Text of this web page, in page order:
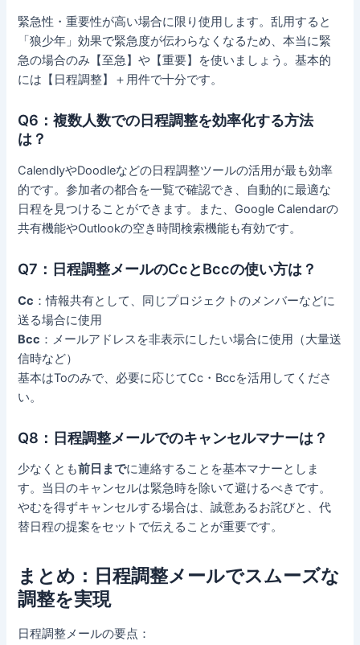
緊急性・重要性が高い場合に限り使用します。乱用すると
「狼少年」効果で緊急度が伝わらなくなるため、本当に緊
急の場合のみ【至急】や【重要】を使いましょう。基本的
には【日程調整】＋用件で十分です。
Q6：複数人数での日程調整を効率化する方法
は？
CalendlyやDoodleなどの日程調整ツールの活用が最も効率
的です。参加者の都合を一覧で確認でき、自動的に最適な
日程を見つけることができます。また、Google Calendarの
共有機能やOutlookの空き時間検索機能も有効です。
Q7：日程調整メールのCcとBccの使い方は？
Cc ：情報共有として、同じプロジェクトのメンバーなどに
送る場合に使用
Bcc ：メールアドレスを非表示にしたい場合に使用（大量送
信時など）
基本はToのみで、必要に応じてCc・Bccを活用してくださ
い。
Q8：日程調整メールでのキャンセルマナーは？
少なくとも前日までに連絡することを基本マナーとしま
す。当日のキャンセルは緊急時を除いて避けるべきです。
やむを得ずキャンセルする場合は、誠意あるお詫びと、代
替日程の提案をセットで伝えることが重要です。
まとめ：日程調整メールでスムーズな
調整を実現
日程調整メールの要点：